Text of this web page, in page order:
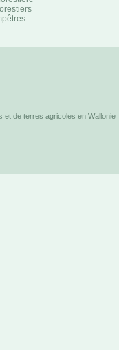
et de terres agricoles en Wallonie